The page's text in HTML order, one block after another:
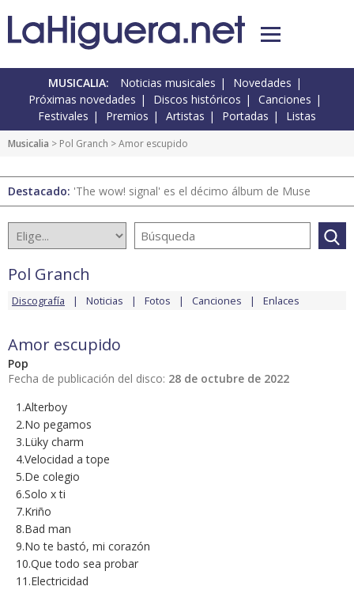
MUSICALIA: Noticias musicales
Novedades
Próximas novedades
Discos históricos
Canciones
Festivales
Premios Artistas Portadas Listas
Musicalia > Pol Granch > Amor escupido
Destacado: 'The wow! signal' es el décimo álbum de Muse
Pol Granch
Discografía Noticias Fotos Canciones Enlaces
Amor escupido
Pop
Fecha de publicación del disco: 28 de octubre de 2022
1.Alterboy
2.No pegamos
3.Lüky charm
4.Velocidad a tope
5.De colegio
6.Solo x ti
7.Kriño
8.Bad man
9.No te bastó, mi corazón
10.Que todo sea probar
11.Electricidad